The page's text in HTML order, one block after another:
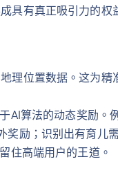
具有真正吸引力的
理位置数据。这为
AI算法的动态奖励
励；识别出有育儿
住高端用户的王道。